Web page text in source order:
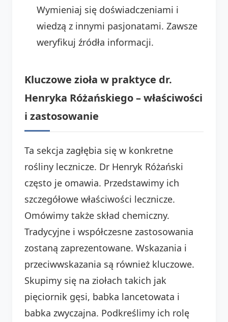
Wymieniaj się doświadczeniami i
wiedzą z innymi pasjonatami. Zawsze
weryfikuj źródła informacji.
Kluczowe zioła w praktyce dr.
Henryka Różańskiego – właściwości
i zastosowanie
Ta sekcja zagłębia się w konkretne
rośliny lecznicze. Dr Henryk Różański
często je omawia. Przedstawimy ich
szczegółowe właściwości lecznicze.
Omówimy także skład chemiczny.
Tradycyjne i współczesne zastosowania
zostaną zaprezentowane. Wskazania i
przeciwwskazania są również kluczowe.
Skupimy się na ziołach takich jak
pięciornik gęsi, babka lancetowata i
babka zwyczajna. Podkreślimy ich rolę